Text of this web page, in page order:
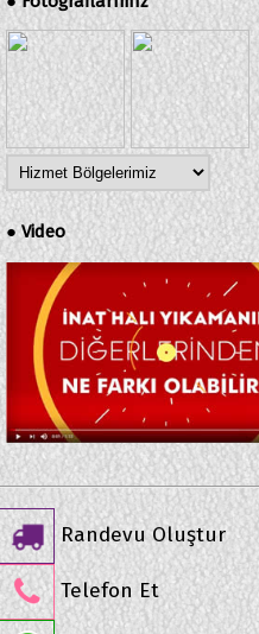
●Video
Randevu Oluştur
Telefon Et